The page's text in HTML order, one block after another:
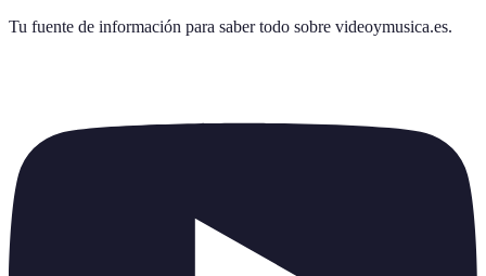
Tu fuente de información para saber todo sobre videoymusica.es.